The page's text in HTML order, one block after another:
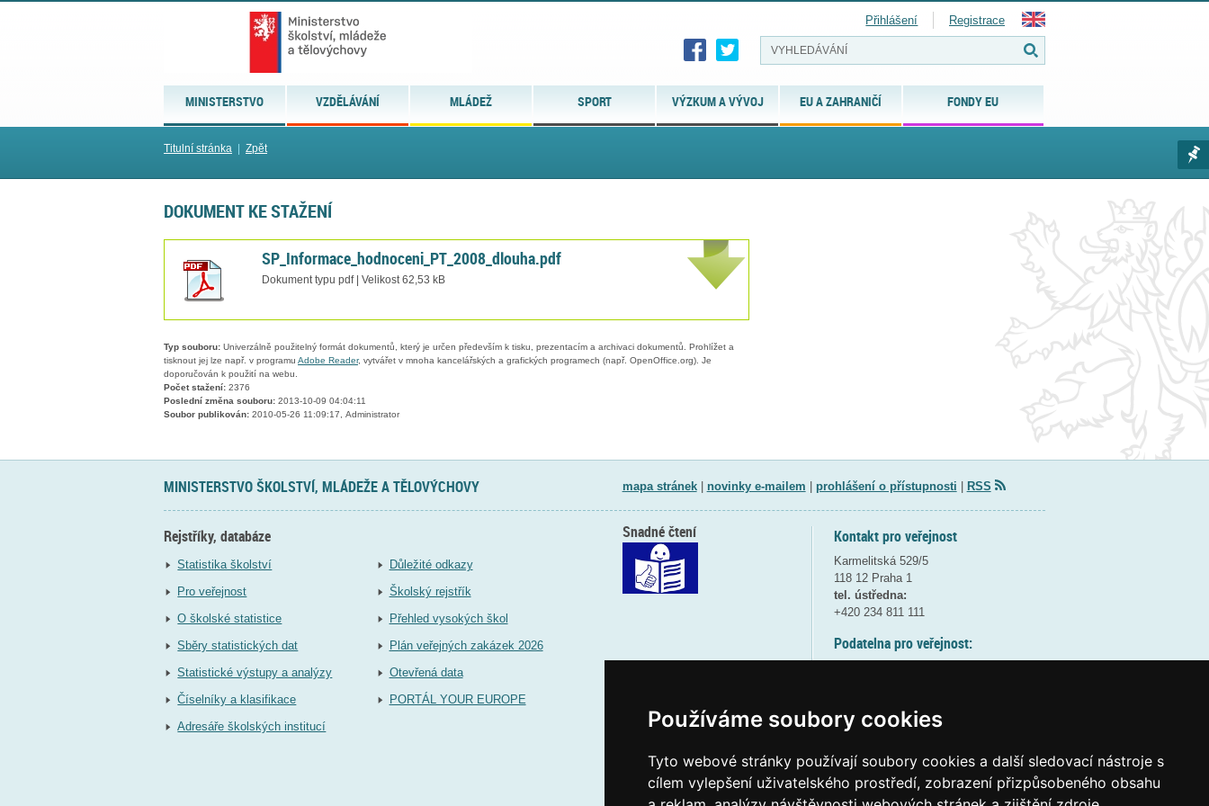
Používáme soubory cookies
Tyto webové stránky používají soubory cookies a další sledovací nástroje s
cílem vylepšení uživatelského prostředí, zobrazení přizpůsobeného obsahu
MINISTERSTVO VZDĚLÁVÁNÍ MLÁDEŽ SPORT VÝZKUM A VÝVOJ EU A ZAHRANIČÍ FONDY EU
Přihlášení Registrace
Titulní stránka Zpět
DOKUMENT KE STAŽENÍ
SP_Informace_hodnoceni_PT_2008_dlouha.pdf
Dokument typu pdf | Velikost 62,53 kB
Typ souboru: Univerzálně použitelný formát dokumentů, který je určen především k tisku, prezentacím a archivaci dokumentů. Prohlížet a
tisknout jej lze např. v programu Adobe Reader, vytvářet v mnoha kancelářských a grafických programech (např. OpenOffice.org). Je
doporučován k použití na webu.
Počet stažení: 2376
Poslední změna souboru: 2013-10-09 04:04:11
Soubor publikován: 2010-05-26 11:09:17, Administrator
MINISTERSTVO ŠKOLSTVÍ, MLÁDEŽE A TĚLOVÝCHOVY mapa stránek| novinky e-mailem prohlášení o přístupnosti RSS
Rejstříky, databáze
Statistika školství
Pro veřejnost
O školské statistice
Sběry statistických dat
Statistické výstupy a analýzy
Číselníky a klasifikace
Adresáře školských institucí
Důležité odkazy
Školský rejstřík
Přehled vysokých škol
Plán veřejných zakázek 2026
Otevřená data
PORTÁL YOUR EUROPE
Kontakt pro veřejnost
Karmelitská 529/5
118 12 Praha 1
tel. ústředna:
+420 234 811 111
Podatelna pro veřejnost:
(více informací
Elektronická podatelna:
Snadné čtení